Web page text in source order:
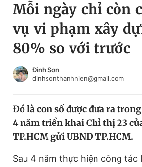
Chuyên mục
Chuyên mục khác
Chào ngày mới
Video
Đổi mật khẩu
Tin đã lưu
Mỗi ngày chỉ còn
vụ vi phạm xây
80% so với trước
Đình Sơn
dinhsonthanhnien@gmail.com
Đó là con số được đưa ra
4 năm triển khai Chỉ thị 23
TP.HCM gửi UBND TP.HCM.
Sau 4 năm thực hiện công tác